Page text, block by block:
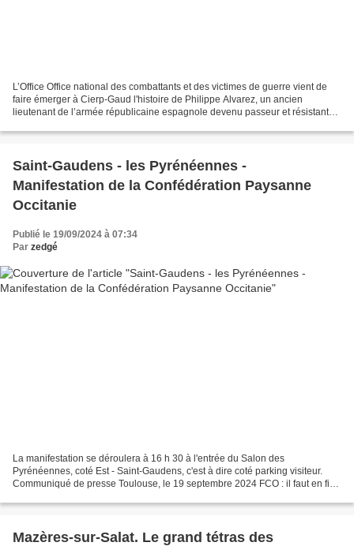
L’Office Office national des combattants et des victimes de guerre vient de
faire émerger à Cierp-Gaud l'histoire de Philippe Alvarez, un ancien
lieutenant de l’armée républicaine espagnole devenu passeur et résistant
Saint-Gaudens - les Pyrénéennes -
Manifestation de la Confédération Paysanne
Occitanie
Publié le 19/09/2024 à 07:34
Par zedgé
La manifestation se déroulera à 16 h 30 à l'entrée du Salon des
Pyrénéennes, coté Est - Saint-Gaudens, c'est à dire coté parking visiteur.
Communiqué de presse Toulouse, le 19 septembre 2024 FCO : il faut en finir
Mazères-sur-Salat. Le grand tétras des